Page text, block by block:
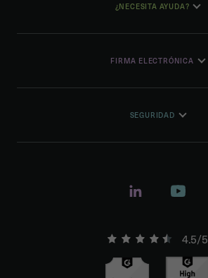
¿NECESITA AYUDA?
FIRMA ELECTRÓNICA
SEGURIDAD
4.5/5